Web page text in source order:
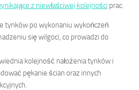
z niewłaściwej kolejności prac:
tynków po wykonaniu wykończeń
się wilgoci, co prowadzi do
kolejność nałożenia tynków i
pękanie ścian oraz innych